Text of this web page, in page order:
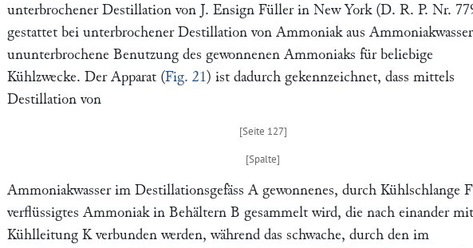
unterbrochener Destillation von J. Ensign Füllerin New York (D. R. P. Nr.
gestattet bei unterbrochener Destillation von Ammoniak aus
ununterbrochene Benutzung des gewonnenen Ammoniaks für beliebige
Kühlzwecke. Der Apparat (Fig. 21 ) ist dadurch gekennzeichnet, dass mittels
Destillation von
Ammoniakwasser im Destillationsgefäss A gewonnenes, durch Kühlschlange F
verflüssigtes Ammoniak in Behältern B gesammelt wird, die nach einander
Kühlleitung K verbunden werden, während das schwache, durch den im